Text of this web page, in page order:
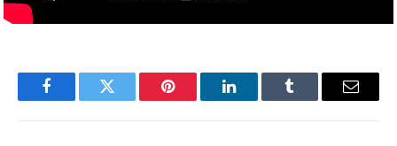
FacebookTwitter Pinterest LinkedInTumblr Email